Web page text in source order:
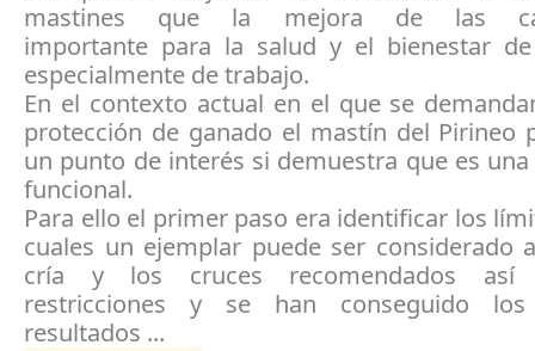
mastines que la mejora de las
importante para la salud y el bienestar
especialmente de trabajo.
En el contexto actual en el que se
protección de ganado el mastín del Pirineo
un punto de interés si demuestra que es una
funcional.
Para ello el primer paso era identificar los
cuales un ejemplar puede ser considerado
cría y los cruces recomendados así
restricciones y se han conseguido los
resultados ...